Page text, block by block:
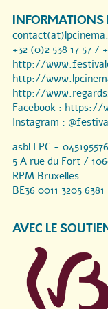
INFORMATIONS
+32 (0)2 538 17 57 /
http://
http://
http://
Facebook : https://
Instagram :
asbl LPC -
5 A rue du Fort /
RPM Bruxelles
BE36 0011 3205 6381
AVEC LE